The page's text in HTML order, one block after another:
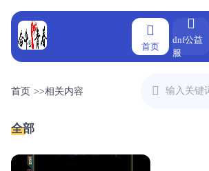
首页
dnf公益
服
首页 >>相关内容
全部